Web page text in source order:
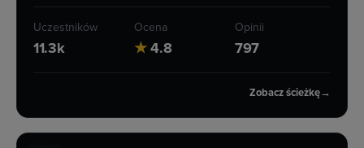
Uczestników
11.3k
Ocena
★4.8
Opinii
797
Zobacz ścieżkę→